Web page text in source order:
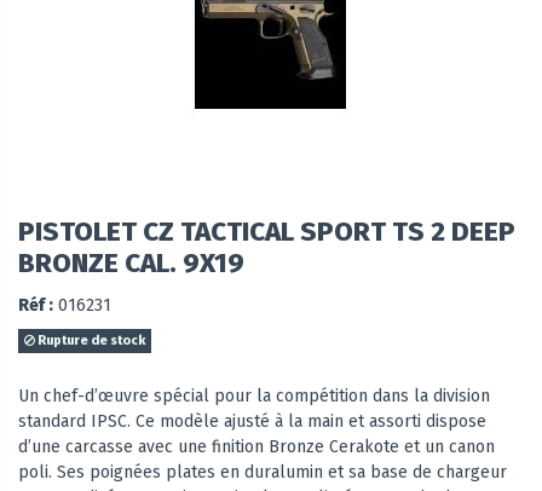
PISTOLET CZ TACTICAL SPORT TS 2 DEEP
BRONZE CAL. 9X19
Réf : 016231
Rupture de stock
Un chef-d’œuvre spécial pour la compétition dans la division
standard IPSC. Ce modèle ajusté à la main et assorti dispose
d’une carcasse avec une finition Bronze Cerakote et un canon
poli. Ses poignées plates en duralumin et sa base de chargeur